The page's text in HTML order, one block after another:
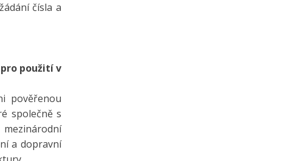
čísla a
použití v
pověřenou
společně s
a dopravní